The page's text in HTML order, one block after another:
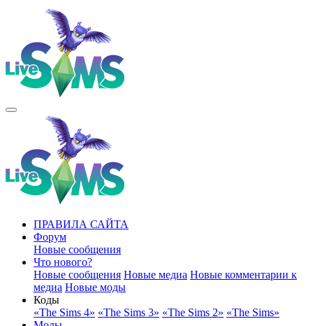
ПРАВИЛА САЙТА
Форум
Новые сообщения
Что нового?
Новые сообщения Новые медиа Новые комментарии к
медиа Новые моды
Коды
«The Sims 4» «The Sims 3» «The Sims 2» «The Sims»